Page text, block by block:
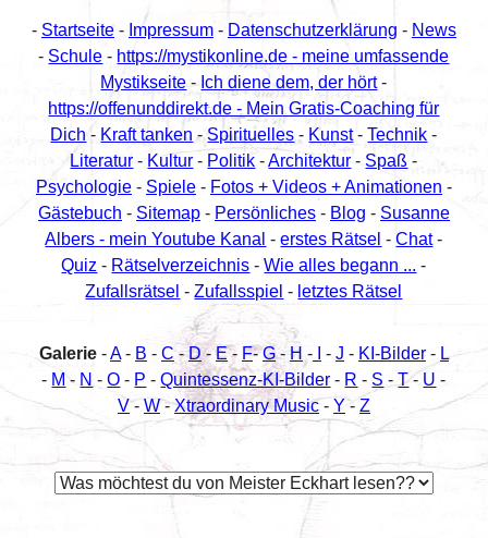
- Startseite- Impressum- Datenschutzerklärung - News
- Schule - https://mystikonline.de - meine umfassende
Mystikseite - Ich diene dem, der hört-
https://offenunddirekt.de - Mein Gratis-Coaching für
Dich - Kraft tanken -Spirituelles - Kunst-Technik -
Literatur - Kultur - Politik -Architektur -Spaß -
Psychologie- Spiele- Fotos + Videos + Animationen -
Gästebuch - Sitemap- Persönliches- Blog - Susanne
Albers - mein Youtube Kanal -erstes Rätsel -Chat-
Quiz - Rätselverzeichnis -Wie alles begann ... -
Zufallsrätsel -Zufallsspiel - letztes Rätsel
Galerie-A- B - C -D-E- F-G- H -I - J - KI-Bilder- L
- M - N -O - P -Quintessenz-KI-Bilder - R - S -T- U -
V- W-Xtraordinary Music- Y- Z